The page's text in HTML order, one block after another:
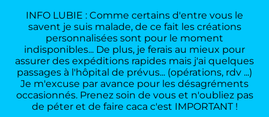
INFO LUBIE : Comme certains d'entre vous le
savent je suis malade, de ce fait les créations
personnalisées sont pour le moment
indisponibles... De plus, je ferais au mieux pour
assurer des expéditions rapides mais j'ai quelques
passages à l'hôpital de prévus... (opérations, rdv ...)
Je m'excuse par avance pour les désagréments
occasionnés. Prenez soin de vous et n'oubliez pas
de péter et de faire caca c'est IMPORTANT !